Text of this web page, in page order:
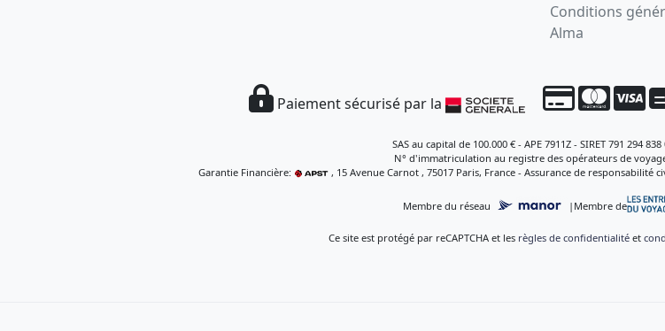
Conditions
Alma
Paiement sécurisé par la
SAS au capital de 100.000 € - APE 7911Z - SIRET 791 294
N° d'immatriculation au registre des opérateurs de
Garantie Financière:
, 15 Avenue Carnot , 75017 Paris, France - Assurance de responsabilité
Membre du réseau | Membre de
Ce site est protégé par reCAPTCHA et les règles de confidentialité et